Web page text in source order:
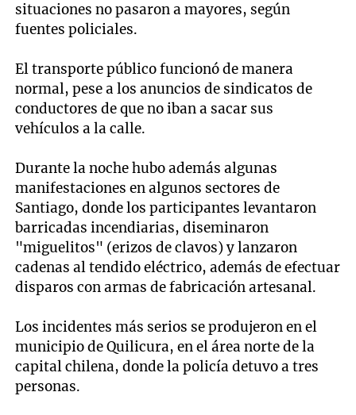
situaciones no pasaron a mayores, según
fuentes policiales.
El transporte público funcionó de manera
normal, pese a los anuncios de sindicatos de
conductores de que no iban a sacar sus
vehículos a la calle.
Durante la noche hubo además algunas
manifestaciones en algunos sectores de
Santiago, donde los participantes levantaron
barricadas incendiarias, diseminaron
"miguelitos" (erizos de clavos) y lanzaron
cadenas al tendido eléctrico, además de efectuar
disparos con armas de fabricación artesanal.
Los incidentes más serios se produjeron en el
municipio de Quilicura, en el área norte de la
capital chilena, donde la policía detuvo a tres
personas.